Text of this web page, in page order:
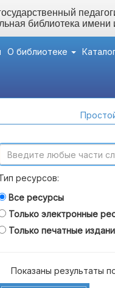
библиотека
О библиотеке
ресурсов:
Все ресурсы
Только электронные
Только печатные
Показаны результаты